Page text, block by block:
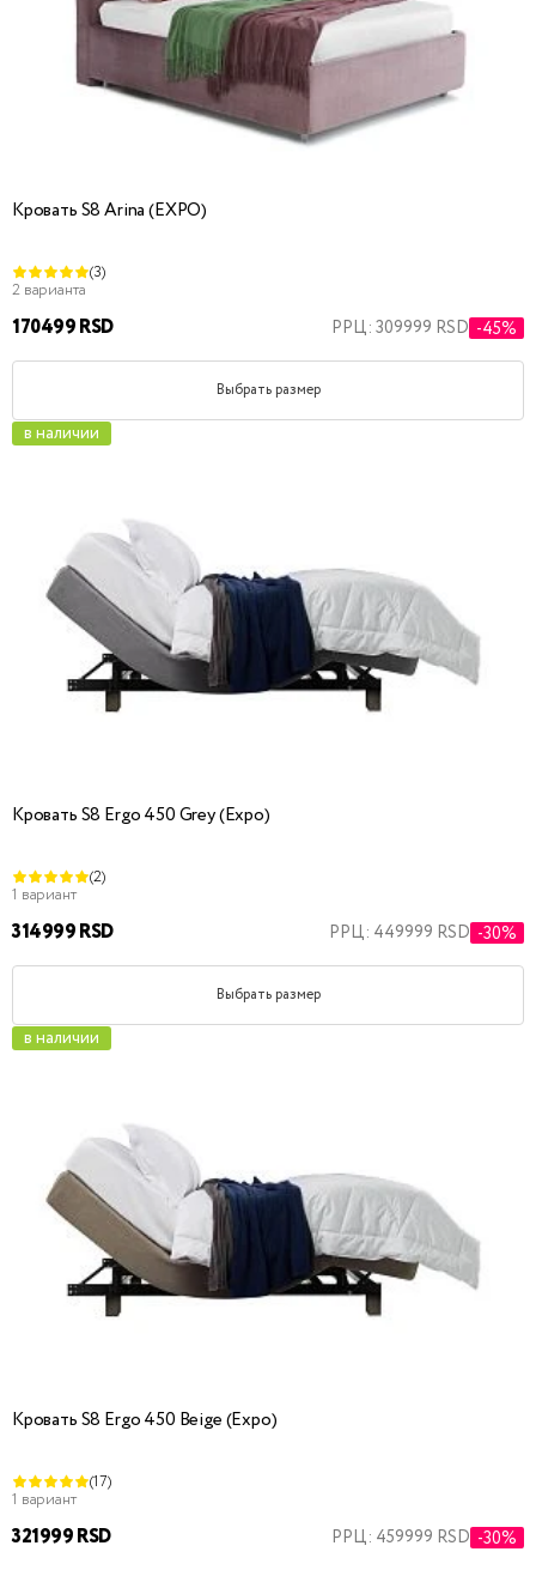
Кровать S8 Arina (EXPO)
(3)
2 варианта
170499 RSD РРЦ: 309999 RSD -45%
Выбрать размер
в наличии
Кровать S8 Ergo 450 Grey (Expo)
(2)
1 вариант
314999 RSD РРЦ: 449999 RSD -30%
Выбрать размер
в наличии
Кровать S8 Ergo 450 Beige (Expo)
(17)
1 вариант
321999 RSD РРЦ: 459999 RSD -30%